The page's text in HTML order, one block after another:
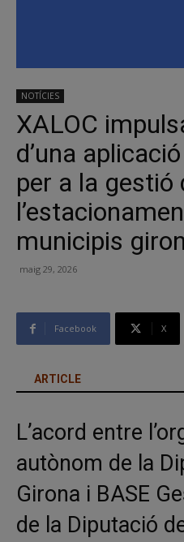
NOTÍCIES
XALOC
d’una
per a la gestió
municipis
maig 29, 2026
Facebook X
ARTICLE
L’acord entre
autònom de la
Girona i BASE
de la Diputació